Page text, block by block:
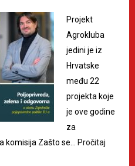
Projekt
Agrokluba
jedini je iz
Hrvatske
među 22
projekta koje
je ove godine
za
komisija Zašto se…
Pročitaj